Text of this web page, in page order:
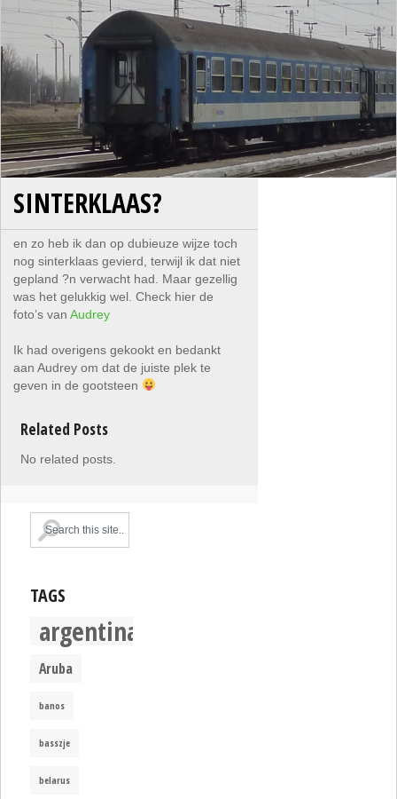
SINTERKLAAS?
en zo heb ik dan op dubieuze wijze toch
nog sinterklaas gevierd, terwijl ik dat niet
gepland ?n verwacht had. Maar gezellig
was het gelukkig wel. Check hier de
foto’s vanAudrey
Ik had overigens gekookt en bedankt
aan Audrey om dat de juiste plek te
geven in de gootsteen
Related Posts
No related posts.
TAGS
argentina
Aruba
banos
basszje
belarus